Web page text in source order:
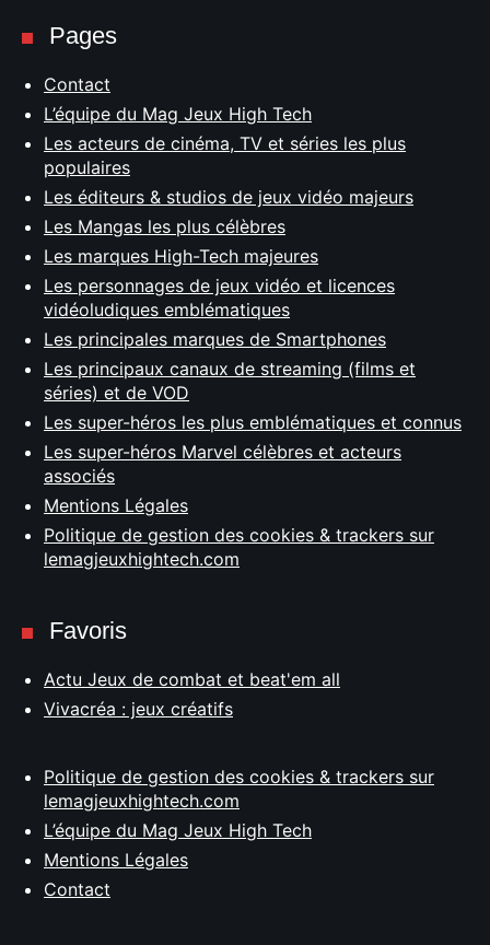
Pages
Contact
L’équipe du Mag Jeux High Tech
Les acteurs de cinéma, TV et séries les plus
populaires
Les éditeurs & studios de jeux vidéo majeurs
Les Mangas les plus célèbres
Les marques High-Tech majeures
Les personnages de jeux vidéo et licences
vidéoludiques emblématiques
Les principales marques de Smartphones
Les principaux canaux de streaming (films et
séries) et de VOD
Les super-héros les plus emblématiques et connus
Les super-héros Marvel célèbres et acteurs
associés
Mentions Légales
Politique de gestion des cookies & trackers sur
lemagjeuxhightech.com
Favoris
Actu Jeux de combat et beat'em all
Vivacréa : jeux créatifs
Politique de gestion des cookies & trackers sur
lemagjeuxhightech.com
L’équipe du Mag Jeux High Tech
Mentions Légales
Contact